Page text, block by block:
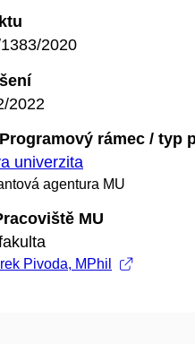
2020
2022
rámec / typ
univerzita
agentura MU
MU
Pivoda, MPhil